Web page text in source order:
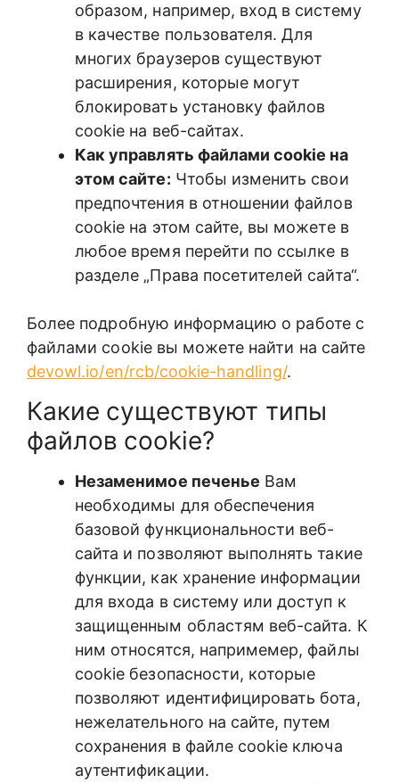
образом, например, вход в систему
в качестве пользователя. Для
многих браузеров существуют
расширения, которые могут
блокировать установку файлов
cookie на веб-сайтах.
Как управлять файлами cookie на
этом сайте: Чтобы изменить свои
предпочтения в отношении файлов
cookie на этом сайте, вы можете в
любое время перейти по ссылке в
разделе „Права посетителей сайта“.
Более подробную информацию о работе с
файлами cookie вы можете найти на сайте
devowl.io/en/rcb/cookie-handling/.
Какие существуют типы
файлов cookie?
Незаменимое печенье Вам
необходимы для обеспечения
базовой функциональности веб-
сайта и позволяют выполнять такие
функции, как хранение информации
для входа в систему или доступ к
защищенным областям веб-сайта. К
ним относятся, напримемер, файлы
cookie безопасности, которые
позволяют идентифицировать бота,
нежелательного на сайте, путем
сохранения в файле cookie ключа
аутентификации.